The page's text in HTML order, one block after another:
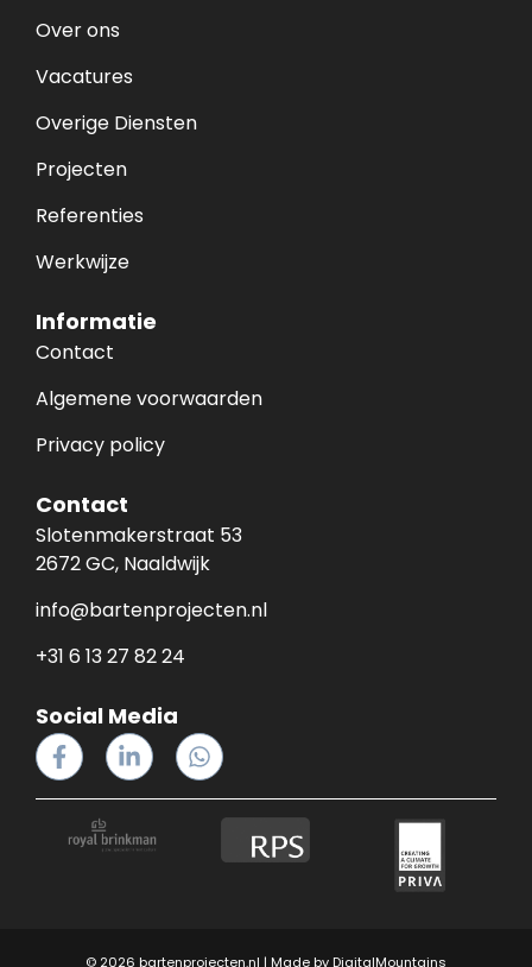
Over ons
Vacatures
Overige Diensten
Projecten
Referenties
Werkwijze
Informatie
Contact
Algemene voorwaarden
Privacy policy
Contact
Slotenmakerstraat 53
2672 GC, Naaldwijk
info@bartenprojecten.nl
+31 6 13 27 82 24
Social Media
© 2026 bartenprojecten.nl | Made by DigitalMountains